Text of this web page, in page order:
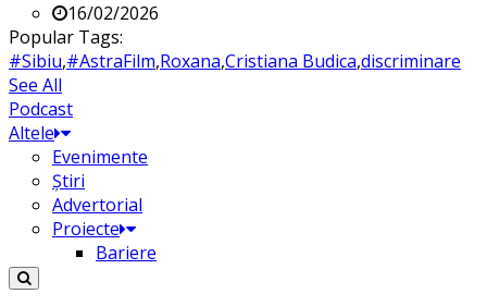
16/02/2026
Popular Tags:
#Sibiu,#AstraFilm,Roxana,Cristiana Budica,discriminare
See All
Podcast
Altele
Evenimente
Știri
Advertorial
Proiecte
Bariere